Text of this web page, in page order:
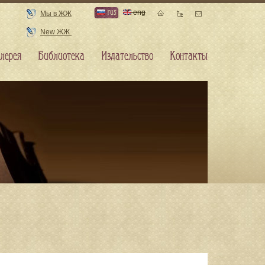
Мы в ЖЖ
New ЖЖ
rus eng
Библиотека Издательство Контакты